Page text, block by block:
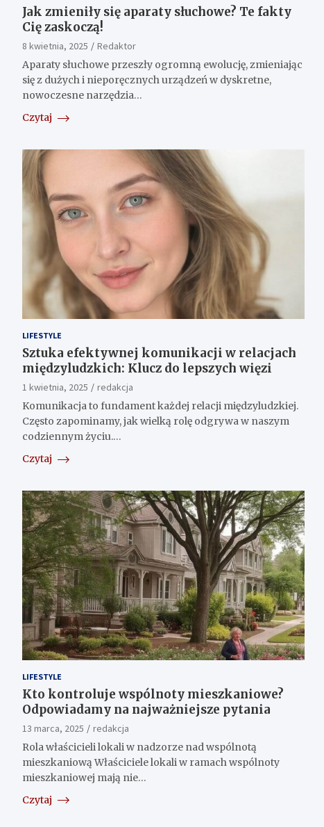
Jak zmieniły się aparaty słuchowe? Te fakty
Cię zaskoczą!
8 kwietnia, 2025
Redaktor
Aparaty słuchowe przeszły ogromną ewolucję, zmieniając
się z dużych i nieporęcznych urządzeń w dyskretne,
nowoczesne narzędzia…
Czytaj
LIFESTYLE
Sztuka efektywnej komunikacji w relacjach
międzyludzkich: Klucz do lepszych więzi
1 kwietnia, 2025
redakcja
Komunikacja to fundament każdej relacji międzyludzkiej.
Często zapominamy, jak wielką rolę odgrywa w naszym
codziennym życiu.…
Czytaj
LIFESTYLE
Kto kontroluje wspólnoty mieszkaniowe?
Odpowiadamy na najważniejsze pytania
13 marca, 2025
redakcja
Rola właścicieli lokali w nadzorze nad wspólnotą
mieszkaniową Właściciele lokali w ramach wspólnoty
mieszkaniowej mają nie…
Czytaj